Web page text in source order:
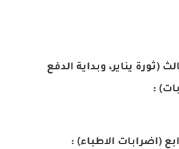
(ثورة يناير، وبداية الدفع
:
(اضرابات الاطباء) :